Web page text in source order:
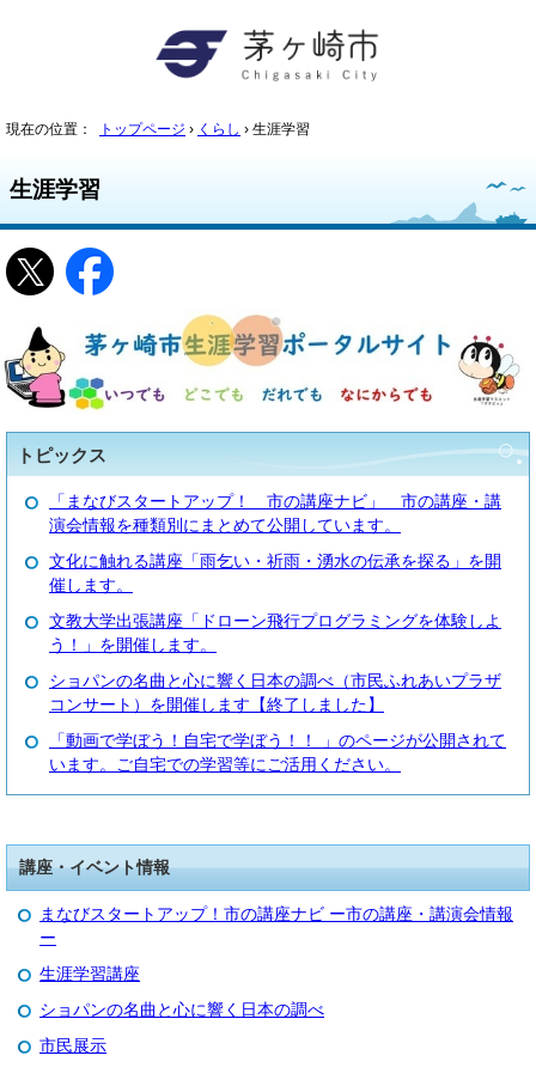
現在の位置： トップページ › くらし › 生涯学習
生涯学習
トピックス
「まなびスタートアップ！ 市の講座ナビ」 市の講座・講
演会情報を種類別にまとめて公開しています。
文化に触れる講座「雨乞い・祈雨・湧水の伝承を探る」を開
催します。
文教大学出張講座「ドローン飛行プログラミングを体験しよ
う！」を開催します。
ショパンの名曲と心に響く日本の調べ（市民ふれあいプラザ
コンサート）を開催します【終了しました】
「動画で学ぼう！自宅で学ぼう！！ 」のページが公開されて
います。ご自宅での学習等にご活用ください。
講座・イベント情報
まなびスタートアップ！市の講座ナビ ー市の講座・講演会情報
ー
生涯学習講座
ショパンの名曲と心に響く日本の調べ
市民展示